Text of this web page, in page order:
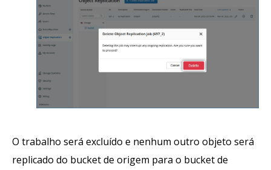
O trabalho será excluído e nenhum outro objeto será
replicado do bucket de origem para o bucket de